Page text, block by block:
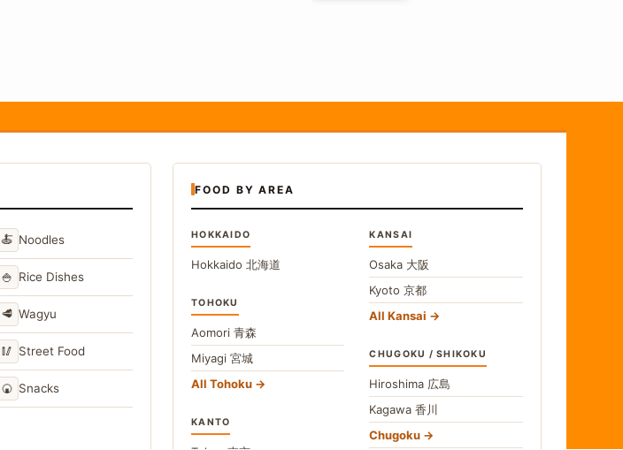
🍝 Noodles
🍚 Rice Dishes
🥩 Wagyu
🥢 Street Food
🍘 Snacks
FOOD BY AREA
HOKKAIDO
Hokkaido 北海道
TOHOKU
Aomori 青森
Miyagi 宮城
All Tohoku
KANTO
KANSAI
Osaka 大阪
Kyoto京都
All Kansai
CHUGOKU / SHIKOKU
Hiroshima 広島
Kagawa香川
Chugoku